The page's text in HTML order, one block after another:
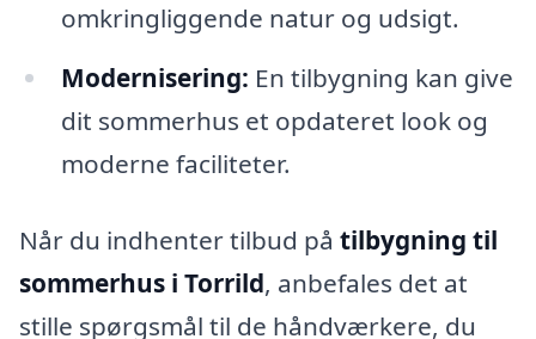
omkringliggende natur og udsigt.
Modernisering: En tilbygning kan give
dit sommerhus et opdateret look og
moderne faciliteter.
Når du indhenter tilbud på tilbygning til
sommerhus i Torrild, anbefales det at
stille spørgsmål til de håndværkere, du